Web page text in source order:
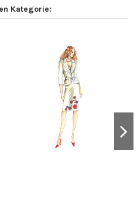
Kategorie: